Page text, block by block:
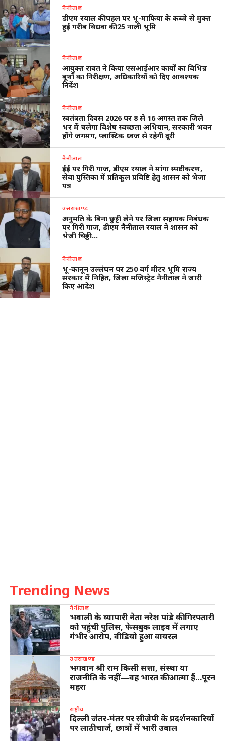
नैनीताल
डीएम रयाल की पहल पर भू-माफिया के कब्जे से मुक्त
हुई गरीब विधवा की 25 नाली भूमि
नैनीताल
आयुक्त रावत ने किया एसआईआर कार्यों का विभिन्न
बूथों का निरीक्षण, अधिकारियों को दिए आवश्यक
निर्देश
नैनीताल
स्वतंत्रता दिवस 2026 पर 8 से 16 अगस्त तक जिले
भर में चलेगा विशेष स्वच्छता अभियान, सरकारी भवन
होंगे जगमग, प्लास्टिक ध्वज से रहेगी दूरी
नैनीताल
ईई पर गिरी गाज, डीएम रयाल ने मांगा स्पष्टीकरण,
सेवा पुस्तिका में प्रतिकूल प्रविष्टि हेतु शासन को भेजा
पत्र
उत्तराखण्ड
अनुमति के बिना छुट्टी लेने पर जिला सहायक निबंधक
पर गिरी गाज, डीएम नैनीताल रयाल ने शासन को
भेजी चिठ्ठी…
नैनीताल
भू-कानून उल्लंघन पर 250 वर्ग मीटर भूमि राज्य
सरकार में निहित, जिला मजिस्ट्रेट नैनीताल ने जारी
किए आदेश
Trending News
नैनीताल
भवाली के व्यापारी नेता नरेश पांडे की गिरफ्तारी
को पहुंची पुलिस, फेसबुक लाइव में लगाए
गंभीर आरोप, वीडियो हुआ वायरल
उत्तराखण्ड
भगवान श्री राम किसी सत्ता, संस्था या
राजनीति के नहीं—वह भारत की आत्मा हैं…पूरन
महरा
राष्ट्रीय
दिल्ली जंतर-मंतर पर सीजेपी के प्रदर्शनकारियों
पर लाठीचार्ज, छात्रों में भारी उबाल